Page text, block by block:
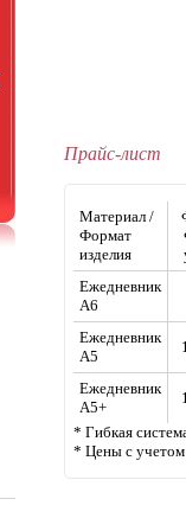
Прайс-лист
Материал /
Формат
изделия
Ежедневник
А6
Ежедневник
А5
Ежедневник
А5+
* Гибкая
* Цены с